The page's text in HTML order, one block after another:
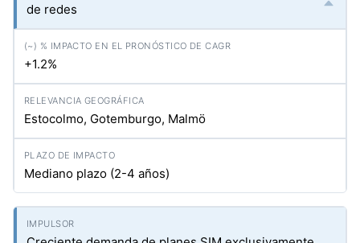
de redes
+1.2%
Estocolmo, Gotemburgo, Malmö
Mediano plazo (2-4 años)